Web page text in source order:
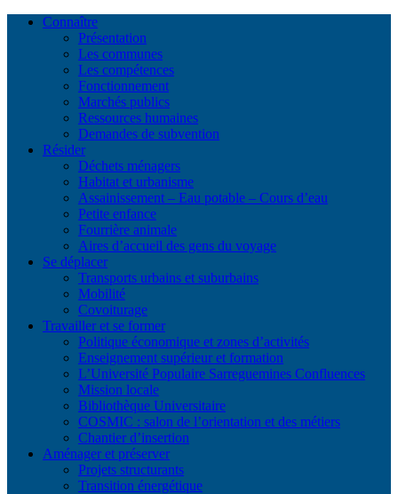
Connaître
Présentation
Les communes
Les compétences
Fonctionnement
Marchés publics
Ressources humaines
Demandes de subvention
Résider
Déchets ménagers
Habitat et urbanisme
Assainissement – Eau potable – Cours d’eau
Petite enfance
Fourrière animale
Aires d’accueil des gens du voyage
Se déplacer
Transports urbains et suburbains
Mobilité
Covoiturage
Travailler et se former
Politique économique et zones d’activités
Enseignement supérieur et formation
L’Université Populaire Sarreguemines Confluences
Mission locale
Bibliothèque Universitaire
COSMIC : salon de l’orientation et des métiers
Chantier d’insertion
Aménager et préserver
Projets structurants
Transition énergétique